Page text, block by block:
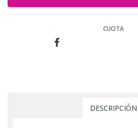
CUOTA
DESCRIPCIÓN